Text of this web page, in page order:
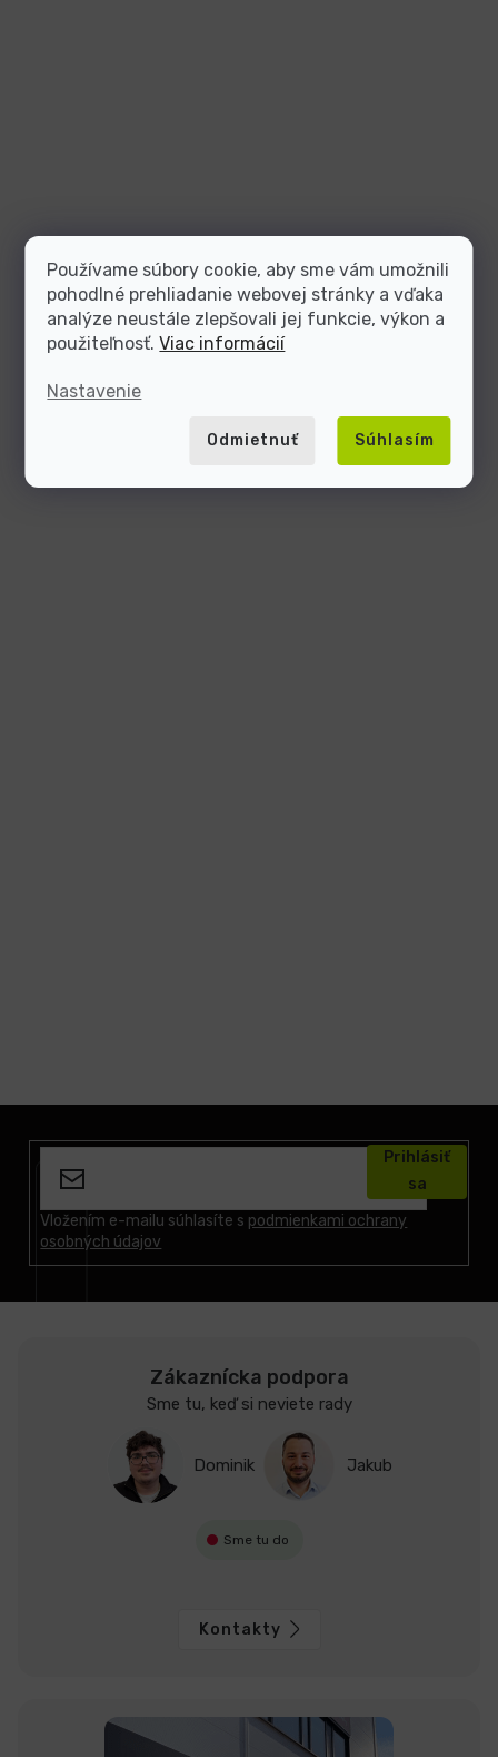
Používame súbory cookie, aby sme vám umožnili
pohodlné prehliadanie webovej stránky a vďaka
analýze neustále zlepšovali jej funkcie, výkon a
použiteľnosť.Viac informácií
Nastavenie
Odmietnuť Súhlasím
Vložením e-mailu súhlasíte s podmienkami ochrany
osobných údajov
Prihlásiť
sa
Zákaznícka podpora
Sme tu, keď si neviete rady
Dominik Jakub
Sme tu do
Kontakty